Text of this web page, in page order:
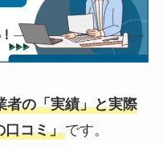
者の「実績」と実際
口コミ」です。